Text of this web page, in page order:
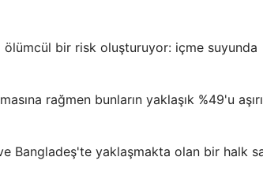
ölümcül bir risk oluşturuyor: içme suyunda
rağmen bunların yaklaşık %49'u aşırı
Bangladeş'te yaklaşmakta olan bir halk